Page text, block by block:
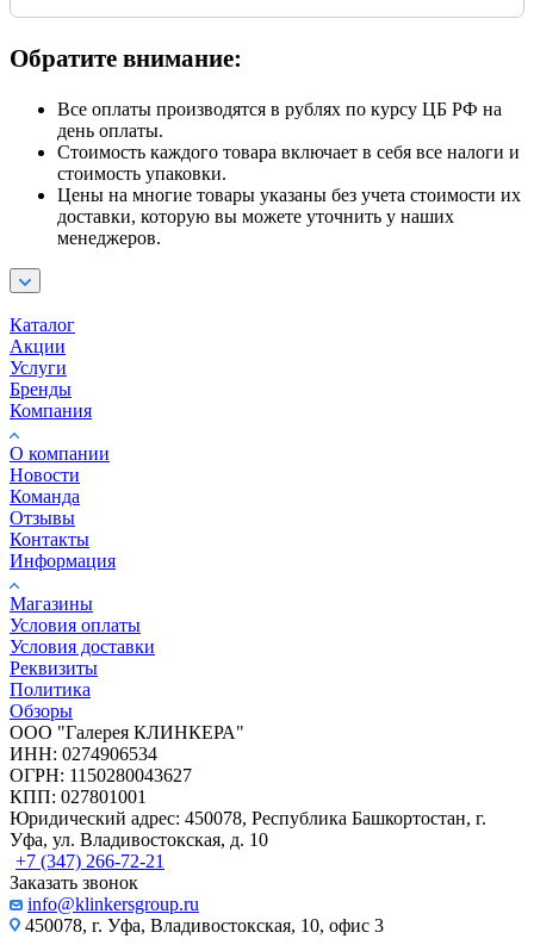
Обратите внимание:
Все оплаты производятся в рублях по курсу ЦБ РФ на
день оплаты.
Стоимость каждого товара включает в себя все налоги и
стоимость упаковки.
Цены на многие товары указаны без учета стоимости их
доставки, которую вы можете уточнить у наших
менеджеров.
Каталог
Акции
Услуги
Бренды
Компания
О компании
Новости
Команда
Отзывы
Контакты
Информация
Магазины
Условия оплаты
Условия доставки
Реквизиты
Политика
Обзоры
ООО "Галерея КЛИНКЕРА"
ИНН: 0274906534
ОГРН: 1150280043627
КПП: 027801001
Юридический адрес: 450078, Республика Башкортостан, г.
Уфа, ул. Владивостокская, д. 10
+7 (347) 266-72-21
Заказать звонок
info@klinkersgroup.ru
450078, г. Уфа, Владивостокская, 10, офис 3